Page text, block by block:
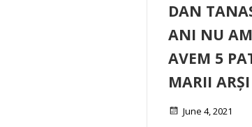
DAN
ANI NU
AVEM 5
MARII ARȘI
June 4, 2021